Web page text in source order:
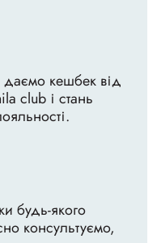
даємо кешбек від
club і стань
будь-якого
консультуємо,